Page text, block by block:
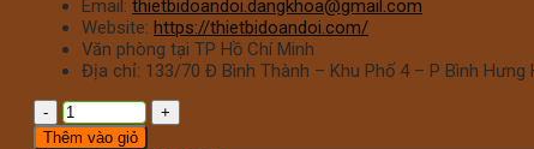
Email: thietbidoandoi.dangkhoa@gmail.com
Website: https://thietbidoandoi.com/
Văn phòng tại TP Hồ Chí Minh
Địa chỉ: 133/70 Đ Bình Thành – Khu Phố 4 – P Bình Hưng
Thêm vào giỏ